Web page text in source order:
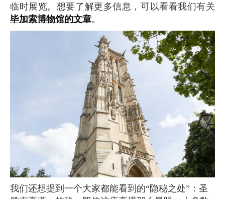
临时展览。想要了解更多信息，可以看看我们有关
毕加索博物馆的文章。
我们还想提到一个大家都能看到的“隐秘之处”：圣